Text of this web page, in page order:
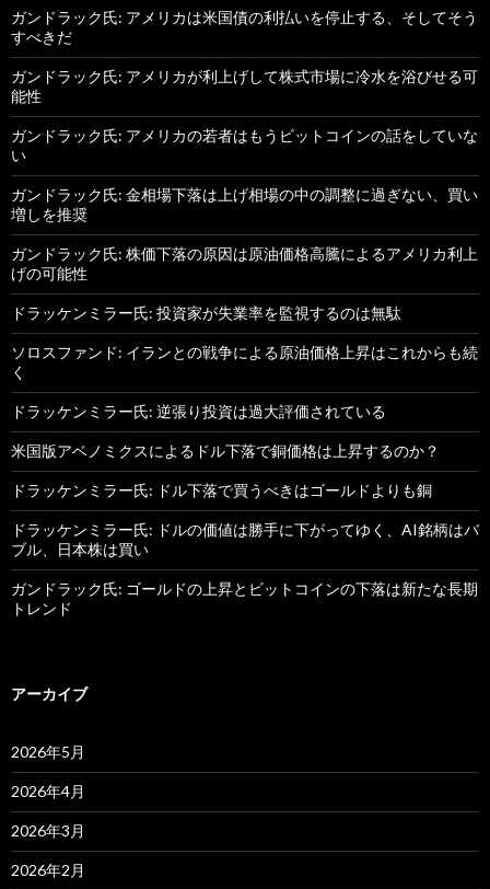
ガンドラック氏: アメリカは米国債の利払いを停止する、そしてそう
すべきだ
ガンドラック氏: アメリカが利上げして株式市場に冷水を浴びせる可
能性
ガンドラック氏: アメリカの若者はもうビットコインの話をしていな
い
ガンドラック氏: 金相場下落は上げ相場の中の調整に過ぎない、買い
増しを推奨
ガンドラック氏: 株価下落の原因は原油価格高騰によるアメリカ利上
げの可能性
ドラッケンミラー氏: 投資家が失業率を監視するのは無駄
ソロスファンド: イランとの戦争による原油価格上昇はこれからも続
く
ドラッケンミラー氏: 逆張り投資は過大評価されている
米国版アベノミクスによるドル下落で銅価格は上昇するのか？
ドラッケンミラー氏: ドル下落で買うべきはゴールドよりも銅
ドラッケンミラー氏: ドルの価値は勝手に下がってゆく、AI銘柄はバ
ブル、日本株は買い
ガンドラック氏: ゴールドの上昇とビットコインの下落は新たな長期
トレンド
アーカイブ
2026年5月
2026年4月
2026年3月
2026年2月